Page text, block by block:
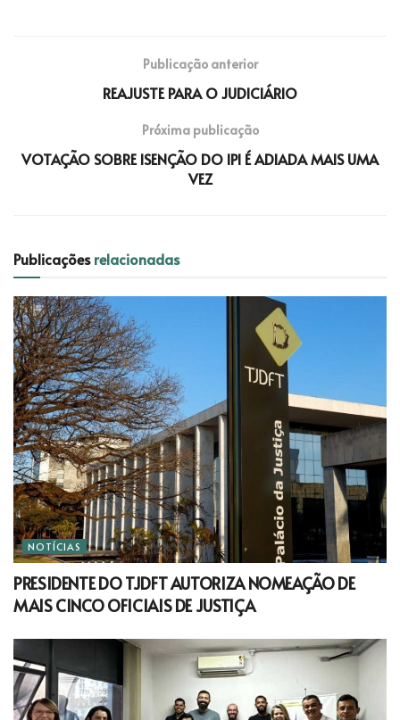
Publicação anterior
REAJUSTE PARA O JUDICIÁRIO
Próxima publicação
VOTAÇÃO SOBRE ISENÇÃO DO IPI É ADIADA MAIS UMA
VEZ
Publicaçõesrelacionadas
NOTÍCIAS
PRESIDENTE DO TJDFT AUTORIZA NOMEAÇÃO DE
MAIS CINCO OFICIAIS DE JUSTIÇA